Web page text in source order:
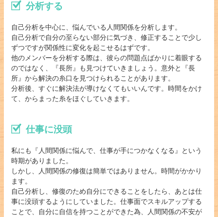
分析する
自己分析を中心に、悩んでいる人間関係を分析します。
自己分析で自分の至らない部分に気づき、修正することで少し
ずつですが関係性に変化を起こせるはずです。
他のメンバーを分析する際は、彼らの問題点ばかりに着眼する
のではなく、『長所』も見つけていきましょう。意外と『長
所』から解決の糸口を見つけられることがあります。
分析後、すぐに解決法が導けなくてもいいんです。時間をかけ
て、からまった糸をほぐしていきます。
仕事に没頭
私にも『人間関係に悩んで、仕事が手につかなくなる』という
時期がありました。
しかし、人間関係の修復は簡単ではありません。時間がかかり
ます。
自己分析し、修復のため自分にできることをしたら、あとは仕
事に没頭するようにしていました。仕事面でスキルアップする
ことで、自分に自信を持つことができた為、人間関係の不安が